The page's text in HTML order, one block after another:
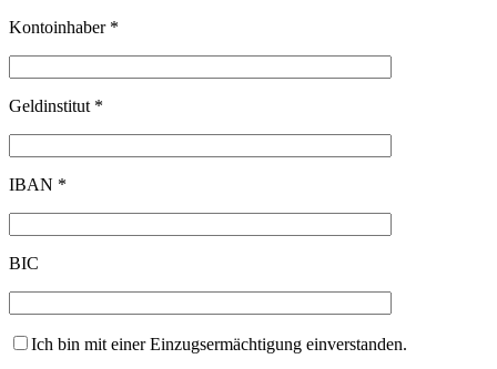
Kontoinhaber *
Geldinstitut *
IBAN *
BIC
Ich bin mit einer Einzugsermächtigung einverstanden.